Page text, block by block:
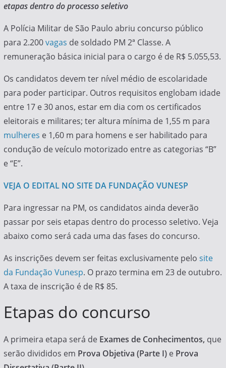
etapas dentro do processo seletivo
A Polícia Militar de São Paulo abriu concurso público
para 2.200vagas de soldado PM 2ª Classe. A
remuneração básica inicial para o cargo é de R$ 5.055,53.
Os candidatos devem ter nível médio de escolaridade
para poder participar. Outros requisitos englobam idade
entre 17 e 30 anos, estar em dia com os certificados
eleitorais e militares; ter altura mínima de 1,55 m para
mulheres e 1,60 m para homens e ser habilitado para
condução de veículo motorizado entre as categorias “B”
e “E”.
VEJA O EDITAL NO SITE DA FUNDAÇÃO VUNESP
Para ingressar na PM, os candidatos ainda deverão
passar por seis etapas dentro do processo seletivo. Veja
abaixo como será cada uma das fases do concurso.
As inscrições devem ser feitas exclusivamente pelo site
da Fundação Vunesp. O prazo termina em 23 de outubro.
A taxa de inscrição é de R$ 85.
Etapas do concurso
A primeira etapa será de Exames de Conhecimentos, que
serão divididos em Prova Objetiva (Parte I)e Prova